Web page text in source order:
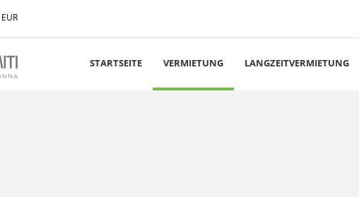
EUR
STARTSEITE VERMIETUNG LANGZEITVERMIETUNG